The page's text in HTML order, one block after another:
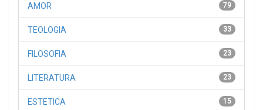
79
AMOR
33
TEOLOGIA
23
FILOSOFIA
23
LITERATURA
15
ESTETICA